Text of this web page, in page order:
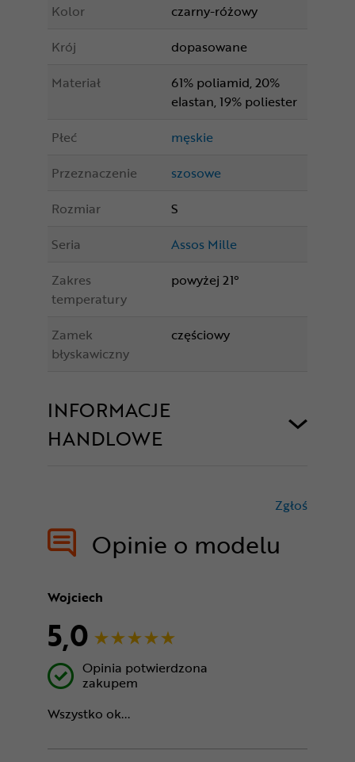
Kolor
czarny-różowy
Krój
dopasowane
Materiał
61% poliamid, 20%
elastan, 19% poliester
Płeć
męskie
Przeznaczenie
szosowe
Rozmiar
S
Seria
Assos Mille
Zakres
temperatury
powyżej 21°
Zamek
błyskawiczny
częściowy
INFORMACJE
HANDLOWE
Opinie o modelu
Zgłoś
Wojciech
5,0
Opinia potwierdzona
zakupem
Wszystko ok...